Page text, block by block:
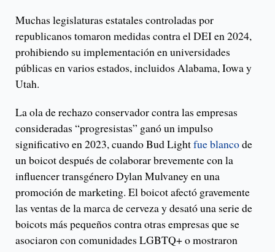
Muchas legislaturas estatales controladas por
republicanos tomaron medidas contra el DEI en 2024,
prohibiendo su implementación en universidades
públicas en varios estados, incluidos Alabama, Iowa y
Utah.
La ola de rechazo conservador contra las empresas
consideradas “progresistas” ganó un impulso
significativo en 2023, cuando Bud Lightfue blancode
un boicot después de colaborar brevemente con la
influencer transgénero Dylan Mulvaney en una
promoción de marketing. El boicot afectó gravemente
las ventas de la marca de cerveza y desató una serie de
boicots más pequeños contra otras empresas que se
asociaron con comunidades LGBTQ+ o mostraron